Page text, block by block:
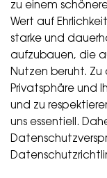
zu einem
Wert auf
starke und
aufzubauen, die
Nutzen beruht. Zu
Privatsphäre und
und zu
uns essentiell.